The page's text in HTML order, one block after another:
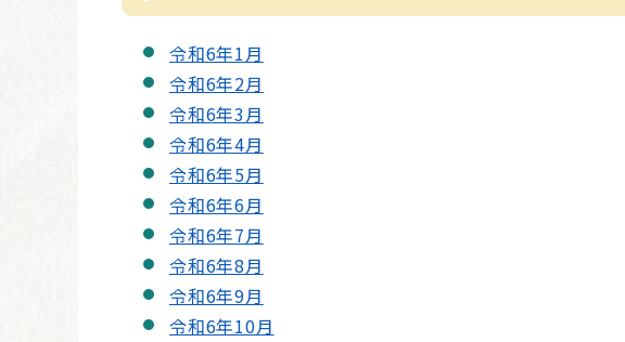
令和6年1月
令和6年2月
令和6年3月
令和6年4月
令和6年5月
令和6年6月
令和6年7月
令和6年8月
令和6年9月
令和6年10月